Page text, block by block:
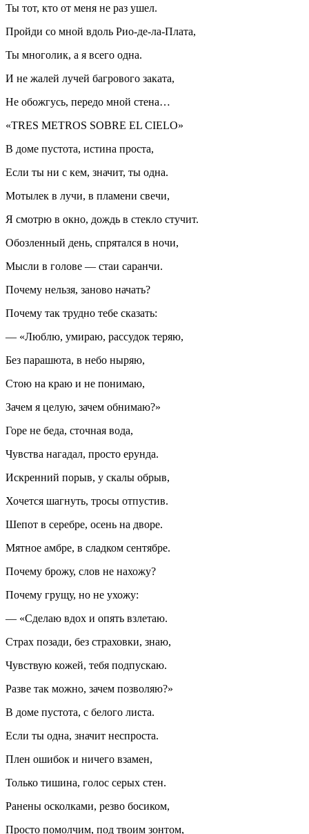
Ты тот, кто от меня не раз ушел.
Пройди со мной вдоль Рио-де-ла-Плата,
Ты многолик, а я всего одна.
И не жалей лучей багрового заката,
Не обожгусь, передо мной стена…
«TRES METROS SOBRE EL CIELO»
В доме пустота, истина проста,
Если ты ни с кем, значит, ты одна.
Мотылек в лучи, в пламени свечи,
Я смотрю в окно, дождь в стекло стучит.
Обозленный день, спрятался в ночи,
Мысли в голове — стаи саранчи.
Почему нельзя, заново начать?
Почему так трудно тебе сказать:
— «Люблю, умираю, рассудок теряю,
Без парашюта, в небо ныряю,
Стою на краю и не понимаю,
Зачем я целую, зачем обнимаю?»
Горе не беда, сточная вода,
Чувства нагадал, просто ерунда.
Искренний порыв, у скалы обрыв,
Хочется шагнуть, тросы отпустив.
Шепот в серебре, осень на дворе.
Мятное амбре, в сладком сентябре.
Почему брожу, слов не нахожу?
Почему грущу, но не ухожу:
— «Сделаю вдох и опять взлетаю.
Страх позади, без страховки, знаю,
Чувствую кожей, тебя подпускаю.
Разве так можно, зачем позволяю?»
В доме пустота, с белого листа.
Если ты одна, значит неспроста.
Плен ошибок и ничего взамен,
Только тишина, голос серых стен.
Ранены осколками, резво босиком,
Просто помолчим, под твоим зонтом,